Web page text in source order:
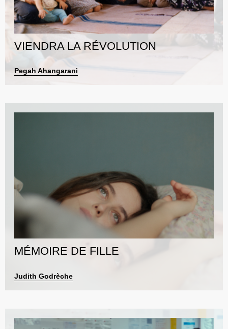
VIENDRA LA RÉVOLUTION
Pegah Ahangarani
MÉMOIRE DE FILLE
Judith Godrèche